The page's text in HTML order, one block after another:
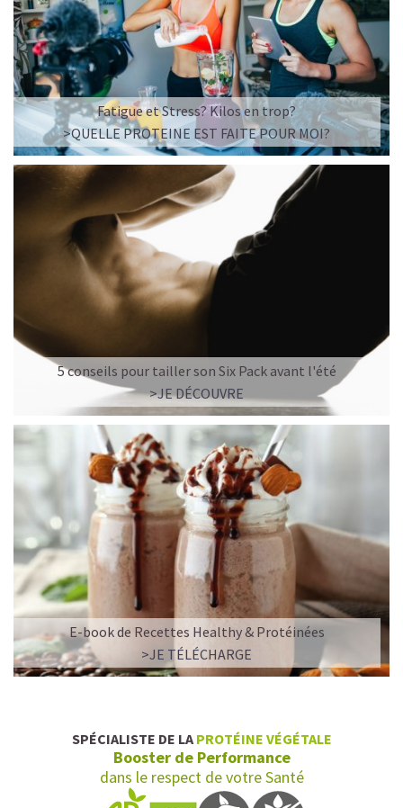
Imaginez un caramel fondant qui se mêle à un café
frappé crémeux, sans sucre raffiné et boosté en
protéines végétales.
C’est la boisson plaisir par excellence — celle qui
réconcilie dessert glacé et nutrition.
Résultat : un corps rassasié, une énergie durable, et zéro
fringale. Pour les gourmands qui veulent se faire plaisir
sans sacrifier leurs objectifs.
Découvrir le Café frappé au Caramel Protéiné
🍫 MOCHA GLACÉ PROTÉINÉ
L’ALLIANCE PARFAITE ENTRE PLAISIR ET
PERFORMANCE
Cacao pur, café expresso et lait végétal fusionnent dans
une boisson veloutée et énergisante.
Une vraie caresse chocolatée, riche en protéines, léger
pour ne jamais peser.
Fatigue et Stress? Kilos en trop?
>QUELLE PROTEINE EST FAITE POUR MOI?
5 conseils pour tailler son Six Pack avant l'été
>JE DÉCOUVRE
E-book de Recettes Healthy & Protéinées
>JE TÉLÉCHARGE
SPÉCIALISTE DE LA PROTÉINE VÉGÉTALE
Booster de Performance
dans le respect de votre Santé